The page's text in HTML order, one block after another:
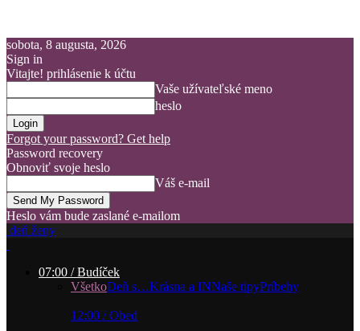
sobota, 8 augusta, 2026
Sign in
Vitajte! prihlásenie k účtu
Vaše užívateľské meno
heslo
Forgot your password? Get help
Password recovery
Obnoviť svoje heslo
Váš e-mail
Heslo vám bude zaslané e-mailom
deň ženy
07:00 / Budíček
VšetkoDeň s…Krásna a INNaše tipyPríbehy
12:00 / Obed